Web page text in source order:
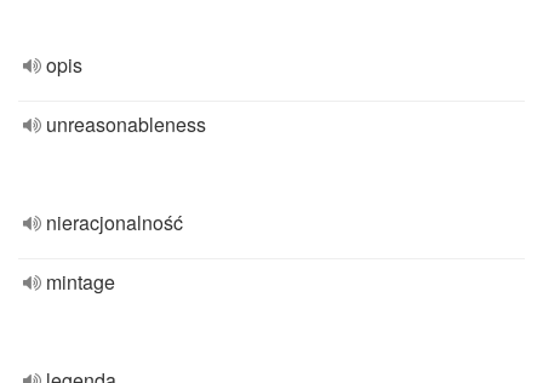
opis
unreasonableness
nieracjonalność
mintage